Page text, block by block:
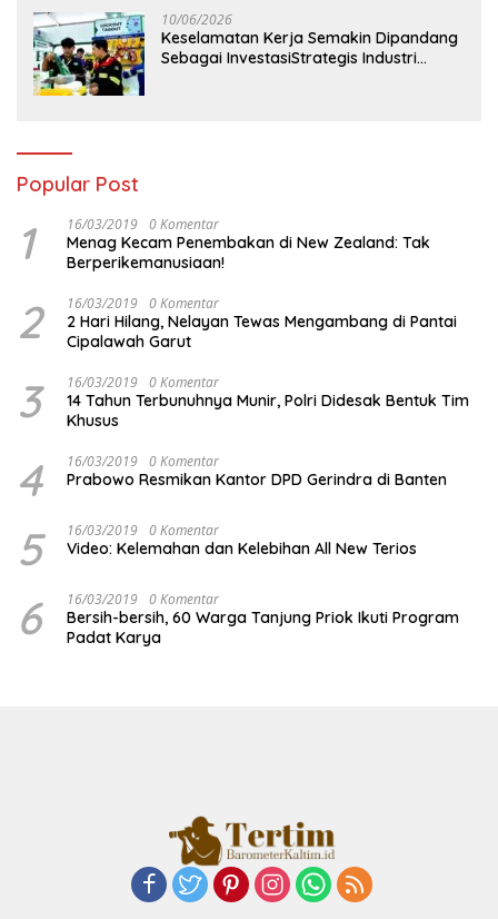
10/06/2026
Keselamatan Kerja Semakin Dipandang
Sebagai InvestasiStrategis Industri
Popular Post
1 16/03/2019 0 Komentar
Menag Kecam Penembakan di New Zealand: Tak
Berperikemanusiaan!
2 16/03/2019 0 Komentar
2 Hari Hilang, Nelayan Tewas Mengambang di Pantai
Cipalawah Garut
3 16/03/2019 0 Komentar
14 Tahun Terbunuhnya Munir, Polri Didesak Bentuk Tim
Khusus
4 16/03/2019 0 Komentar
Prabowo Resmikan Kantor DPD Gerindra di Banten
5 16/03/2019 0 Komentar
Video: Kelemahan dan Kelebihan All New Terios
6 16/03/2019 0 Komentar
Bersih-bersih, 60 Warga Tanjung Priok Ikuti Program
Padat Karya